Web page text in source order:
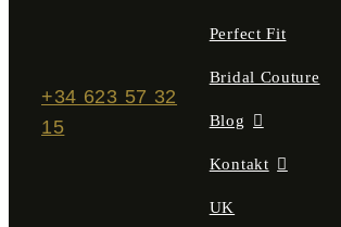
+34 623 57 32
15
Perfect Fit
Bridal Couture
Blog
Kontakt
UK